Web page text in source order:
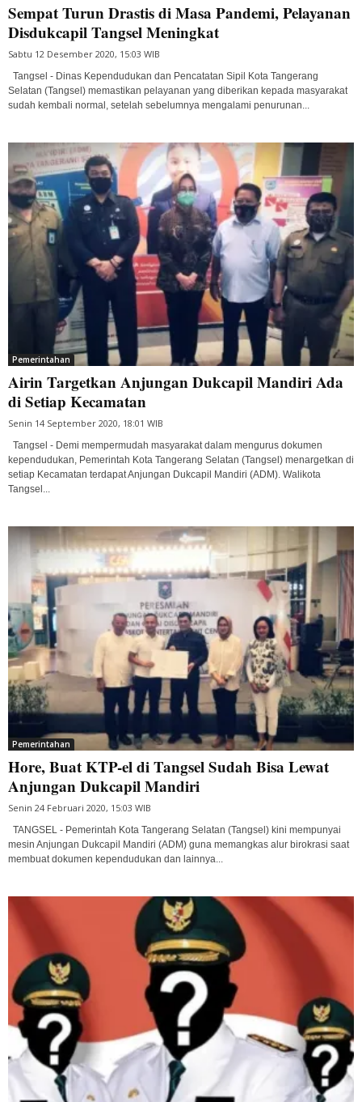
Sempat Turun Drastis di Masa Pandemi, Pelayanan
Disdukcapil Tangsel Meningkat
Sabtu 12 Desember 2020, 15:03 WIB
Tangsel - Dinas Kependudukan dan Pencatatan Sipil Kota Tangerang
Selatan (Tangsel) memastikan pelayanan yang diberikan kepada masyarakat
sudah kembali normal, setelah sebelumnya mengalami penurunan...
Pemerintahan
Airin Targetkan Anjungan Dukcapil Mandiri Ada
di Setiap Kecamatan
Senin 14 September 2020, 18:01 WIB
Tangsel - Demi mempermudah masyarakat dalam mengurus dokumen
kependudukan, Pemerintah Kota Tangerang Selatan (Tangsel) menargetkan di
setiap Kecamatan terdapat Anjungan Dukcapil Mandiri (ADM). Walikota
Tangsel...
Pemerintahan
Hore, Buat KTP-el di Tangsel Sudah Bisa Lewat
Anjungan Dukcapil Mandiri
Senin 24 Februari 2020, 15:03 WIB
TANGSEL - Pemerintah Kota Tangerang Selatan (Tangsel) kini mempunyai
mesin Anjungan Dukcapil Mandiri (ADM) guna memangkas alur birokrasi saat
membuat dokumen kependudukan dan lainnya...